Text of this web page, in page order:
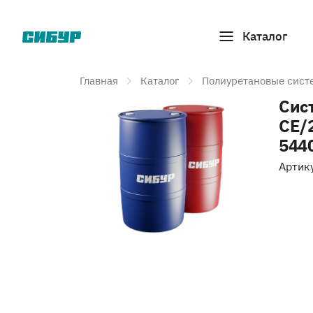
Каталог
Главная Каталог Полиуретановые
СЕ/